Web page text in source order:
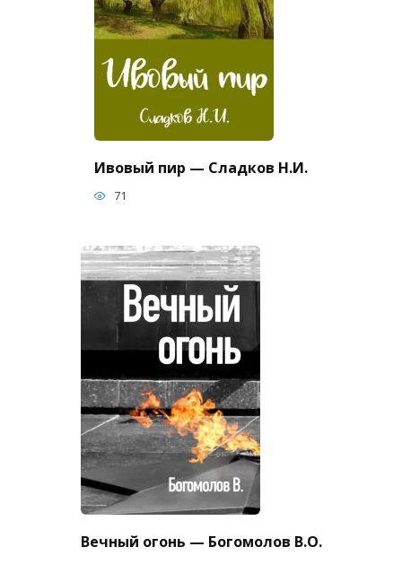
Ивовый пир — Сладков Н.И.
71
Вечный огонь — Богомолов В.О.